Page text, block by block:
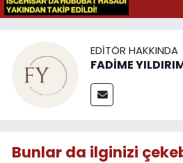
EDITÖR HAKKINDA
FADİME
Bunlar da ilginizi